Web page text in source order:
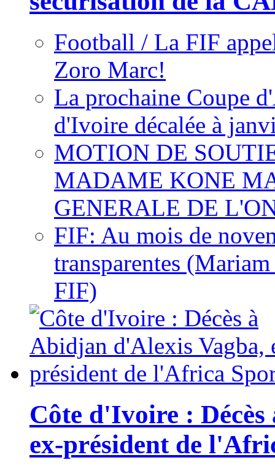
Football / La FIF
Zoro Marc!
La prochaine Coupe
d'Ivoire décalée à
MOTION DE
MADAME KONE
GENERALE DE
FIF: Au mois de
transparentes
FIF)
Côte d'Ivoire :
ex-président de